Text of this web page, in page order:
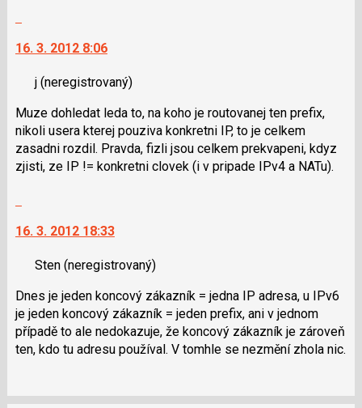
pro
nový
další
názor.
navigaci
lze
použít
i
pro
a
pro
předchozí
nový
názor
16. 3. 2012 8:06
j (neregistrovaný)
Muze dohledat leda to, na koho je routovanej ten prefix,
nikoli usera kterej pouziva konkretni IP, to je celkem
zasadni rozdil. Pravda, fizli jsou celkem prekvapeni, kdyz
zjisti, ze IP != konkretni clovek (i v pripade IPv4 a NATu).
další
názor.
navigaci
lze
použít
i
N
16. 3. 2012 18:33
Sten (neregistrovaný)
Dnes je jeden koncový zákazník = jedna IP adresa, u IPv6
je jeden koncový zákazník = jeden prefix, ani v jednom
případě to ale nedokazuje, že koncový zákazník je zároveň
ten, kdo tu adresu používal. V tomhle se nezmění zhola nic.